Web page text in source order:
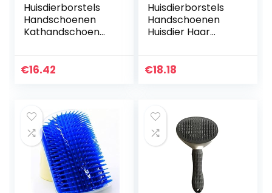
Huisdierborstels
Handschoenen
Kathandschoen
Borstel
€16.42
Huisdierborstels
Handschoenen
Huisdier Haar
Katten Zachte
€18.18